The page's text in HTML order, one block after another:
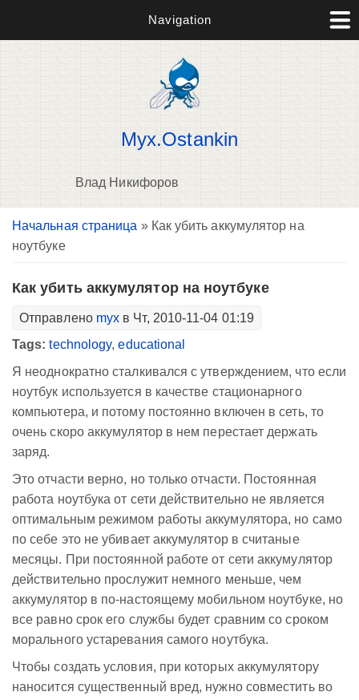
Navigation
Myx.Ostankin
Влад Никифоров
Вы здесь
Начальная страница » Как убить аккумулятор на
ноутбуке
Как убить аккумулятор на ноутбуке
Отправлено myx в Чт, 2010-11-04 01:19
Tags:technology,educational
Я неоднократно сталкивался с утверждением, что если
ноутбук используется в качестве стационарного
компьютера, и потому постоянно включен в сеть, то
очень скоро аккумулятор в нем перестает держать
заряд.
Это отчасти верно, но только отчасти. Постоянная
работа ноутбука от сети действительно не является
оптимальным режимом работы аккумулятора, но само
по себе это не убивает аккумулятор в считаные
месяцы. При постоянной работе от сети аккумулятор
действительно прослужит немного меньше, чем
аккумулятор в по-настоящему мобильном ноутбуке, но
все равно срок его службы будет сравним со сроком
морального устаревания самого ноутбука.
Чтобы создать условия, при которых аккумулятору
наносится существенный вред, нужно совместить во